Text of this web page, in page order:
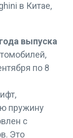
в Китае,
выпуска
по 8
пружину
с
Это